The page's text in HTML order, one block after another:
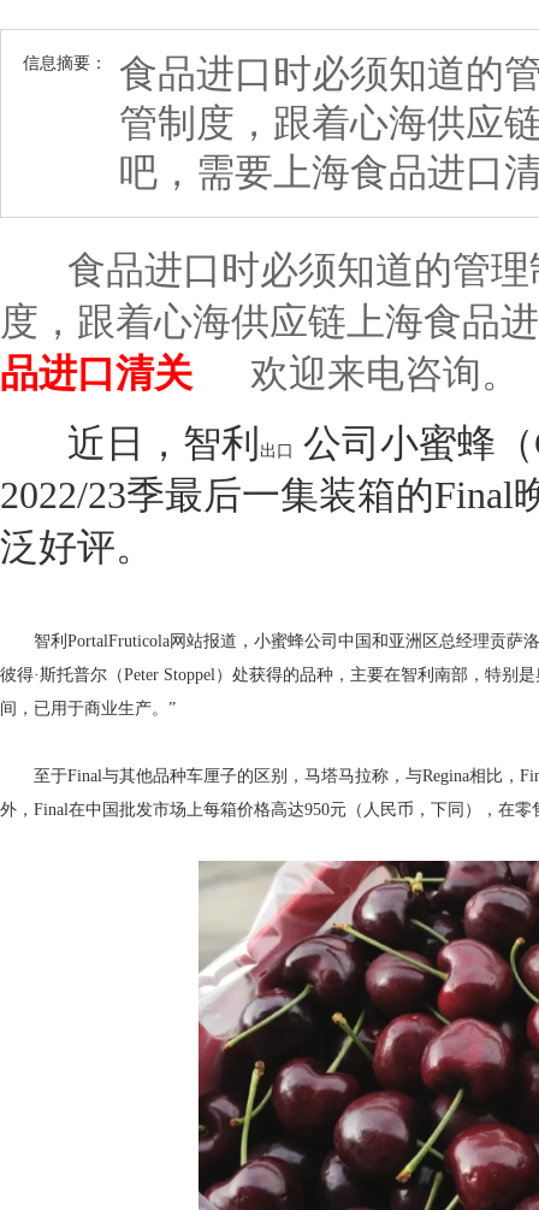
信息摘要：
食品进口时必须知道的
管制度，跟着心海供应
吧，需要上海食品进
食品进口时必须知道的管理
度，跟着心海供应链上海食品
品进口清关
欢迎来电咨询。
近日，智利
出口
公司小蜜蜂（
2022/23季最后一集装箱的
泛好评。
智利PortalFruticola网站报道，小蜜蜂公司中国和亚洲区总经理贡萨洛
彼得·斯托普尔（Peter Stoppel）处获得的品种，主要在智利南部，特别
间，已用于商业生产。”
至于Final与其他品种车厘子的区别，马塔马拉称，与Regina相比，
外，Final在中国批发市场上每箱价格高达950元（人民币，下同），在